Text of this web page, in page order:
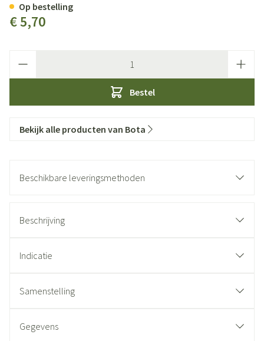
€ 5,70
Bestel
Op bestelling
Bekijk alle producten van Bota
Beschikbare leveringsmethoden
Beschrijving
Indicatie
Samenstelling
Gegevens